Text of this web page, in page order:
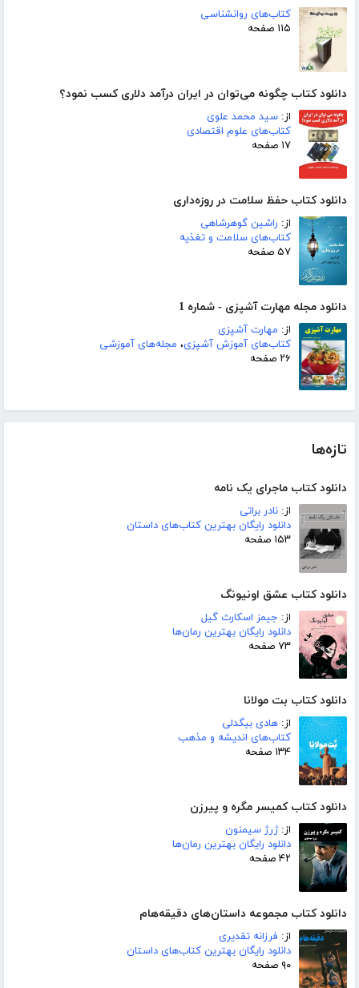
کتاب‌های روانشناسی
۱۱۵ صفحه
دانلود کتاب چگونه می‌توان در ایران درآمد دلاری کسب نمود؟
از: سید محمد علوی
کتاب‌های علوم اقتصادی
۱۷ صفحه
دانلود کتاب حفظ سلامت در روزه‌داری
از: راشین گوهرشاهی
کتاب‌های سلامت و تغذیه
۵۷ صفحه
دانلود مجله مهارت آشپزی - شماره 1
از: مهارت آشپزی
کتاب‌های آموزش آشپزی، مجله‌های آموزشی
۲۶ صفحه
تازه‌ها
دانلود کتاب ماجرای یک نامه
از: نادر براتی
دانلود رایگان بهترین کتاب‌های داستان
۱۵۳ صفحه
دانلود کتاب عشق اونیونگ
از: جیمز اسکارث گیل
دانلود رایگان بهترین رمان‌ها
۷۳ صفحه
دانلود کتاب بت مولانا
از: هادی بیگدلی
کتاب‌های اندیشه و مذهب
۱۳۴ صفحه
دانلود کتاب کمیسر مگره و پیرزن
از:ژرژ سیمنون
دانلود رایگان بهترین رمان‌ها
۴۲ صفحه
دانلود کتاب مجموعه داستان‌های دقیقه‌هام
از: فرزانه تقدیری
دانلود رایگان بهترین کتاب‌های داستان
۹۰ صفحه